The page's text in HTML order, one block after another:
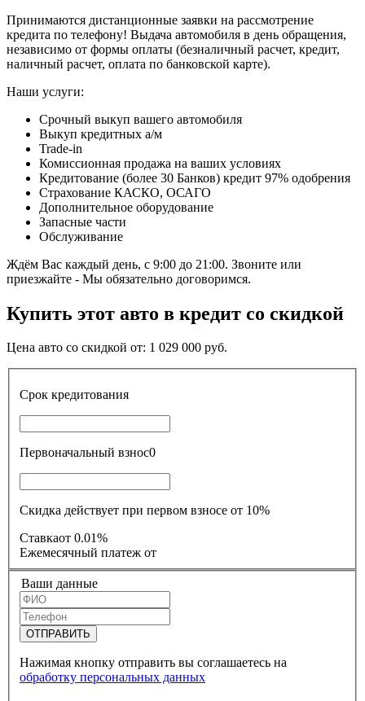
Принимаются дистанционные заявки на рассмотрение
кредита по телефону! Выдача автомобиля в день обращения,
независимо от формы оплаты (безналичный расчет, кредит,
наличный расчет, оплата по банковской карте).
Наши услуги:
Срочный выкуп вашего автомобиля
Выкуп кредитных а/м
Trade-in
Комиссионная продажа на ваших условиях
Кредитование (более 30 Банков) кредит 97% одобрения
Страхование КАСКО, ОСАГО
Дополнительное оборудование
Запасные части
Обслуживание
Ждём Вас каждый день, с 9:00 до 21:00. Звоните или
приезжайте - Мы обязательно договоримся.
Купить этот авто в кредит со скидкой
Цена авто со скидкой от: 1 029 000 руб.
Срок кредитования
Первоначальный взнос0
Скидка действует при первом взносе от 10%
Ставкаот 0.01%
Ежемесячный платеж от
Ваши данные
ОТПРАВИТЬ
Нажимая кнопку отправить вы соглашаетесь на
обработку персональных данных